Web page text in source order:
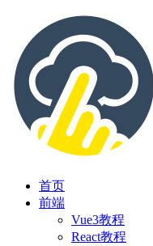
首页
前端
Vue3教程
React教程